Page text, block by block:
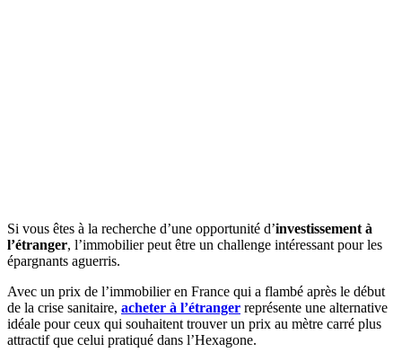
Si vous êtes à la recherche d’une opportunité d’investissement à
l’étranger, l’immobilier peut être un challenge intéressant pour les
épargnants aguerris.
Avec un prix de l’immobilier en France qui a flambé après le début
de la crise sanitaire, acheter à l’étranger représente une alternative
idéale pour ceux qui souhaitent trouver un prix au mètre carré plus
attractif que celui pratiqué dans l’Hexagone.